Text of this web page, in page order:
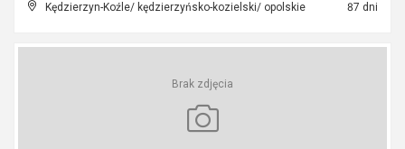
Kędzierzyn-Koźle/ kędzierzyńsko-kozielski/ opolskie 87 dni
Brak zdjęcia